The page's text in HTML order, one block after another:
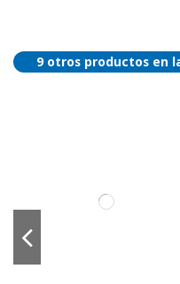
9 otros productos en